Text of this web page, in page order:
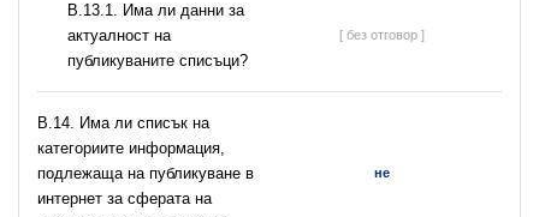
В.13.1. Има ли данни за
актуалност на
публикуваните списъци?
[ без отговор ]
В.14. Има ли списък на
категориите информация,
подлежаща на публикуване в
интернет за сферата на
не